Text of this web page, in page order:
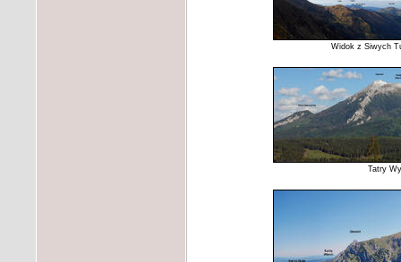
Widok z Siwych
Tatry